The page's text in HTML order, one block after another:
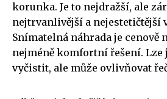
korunka. Je to nejdražší, ale
nejtrvanlivější a nejestetičtější
Snímatelná náhrada je cenově
nejméně komfortní řešení.
vyčistit, ale může ovlivňovat